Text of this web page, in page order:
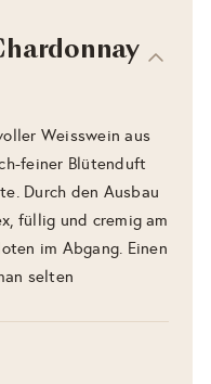
Weisswein aus
feiner Blütenduft
Durch den Ausbau
füllig und cremig am
im Abgang. Einen
selten